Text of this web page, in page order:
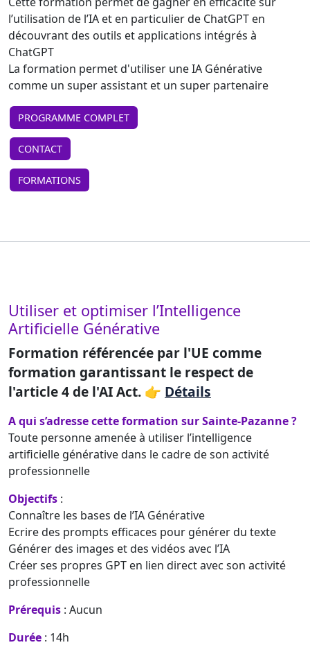
l’utilisation de l’IA et en particulier de ChatGPT en
découvrant des outils et applications intégrés à
ChatGPT
La formation permet d'utiliser une IA Générative
comme un super assistant et un super partenaire
PROGRAMME COMPLET
CONTACT
FORMATIONS
Utiliser et optimiser l’Intelligence
Artificielle Générative
Formation référencée par l'UE comme
formation garantissant le respect de
l'article 4 de l'AI Act. 👉 Détails
A qui s’adresse cette formation sur Sainte-Pazanne ?
Toute personne amenée à utiliser l’intelligence
artificielle générative dans le cadre de son activité
professionnelle
Objectifs :
Connaître les bases de l’IA Générative
Ecrire des prompts efficaces pour générer du texte
Générer des images et des vidéos avec l’IA
Créer ses propres GPT en lien direct avec son activité
professionnelle
Prérequis : Aucun
Durée : 14h